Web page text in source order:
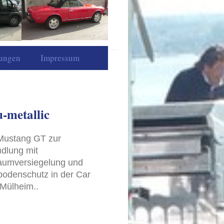
Impressum
metallic
GT zur
mit
und
in der Car